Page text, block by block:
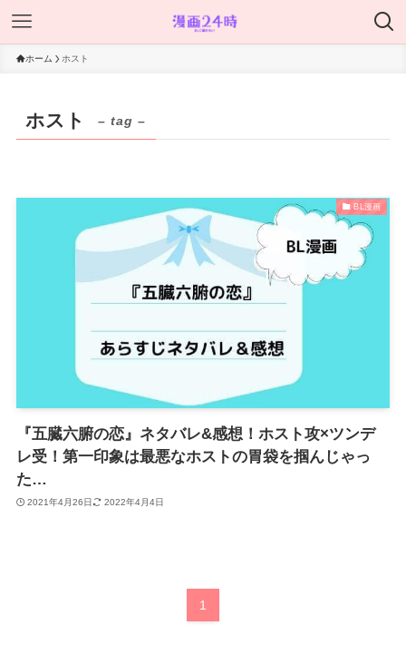
ホーム ホスト
ホスト – tag –
BL漫画
『五臓六腑の恋』ネタバレ&感想！ホスト攻×ツンデ
レ受！第一印象は最悪なホストの胃袋を掴んじゃっ
た…
2021年4月26日 2022年4月4日
1